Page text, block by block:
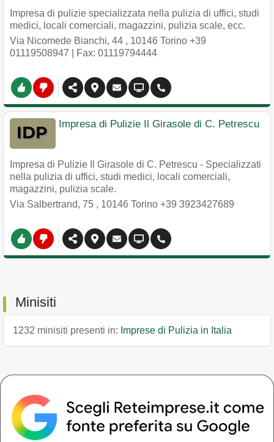
Impresa di pulizie specializzata nella pulizia di uffici, studi
medici, locali comerciali, magazzini, pulizia scale, ecc.
Via Nicomede Bianchi, 44 , 10146 Torino +39
01119508947 | Fax: 01119794444
Impresa di Pulizie Il Girasole di C. Petrescu
Impresa di Pulizie Il Girasole di C. Petrescu - Specializzati
nella pulizia di uffici, studi medici, locali comerciali,
magazzini, pulizia scale.
Via Salbertrand, 75 , 10146 Torino +39 3923427689
Minisiti
1232 minisiti presenti in: Imprese di Pulizia in Italia